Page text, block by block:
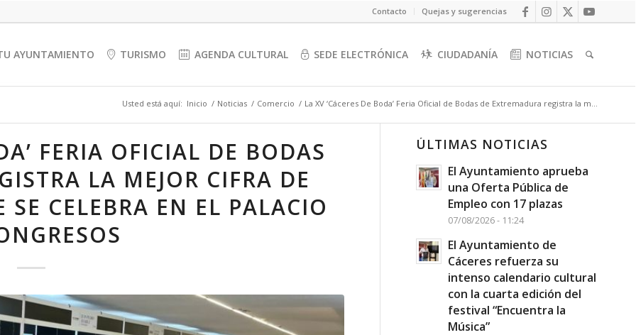
Contacto Quejas y sugerencias
AYUNTAMIENTO TURISMO AGENDA CULTURAL SEDE ELECTRÓNICA CIUDADANÍA NOTICIAS
Usted está aquí: Inicio / Noticias / Comercio / La XV ‘Cáceres De Boda’ Feria Oficial de Bodas de Extremadura registra la m...
FERIA OFICIAL DE BODAS
LA MEJOR CIFRA DE
CELEBRA EN EL PALACIO
ÚLTIMAS NOTICIAS
El Ayuntamiento aprueba
una Oferta Pública de
Empleo con 17 plazas
07/08/2026 - 11:24
El Ayuntamiento de
Cáceres refuerza su
intenso calendario cultural
con la cuarta edición del
festival “Encuentra la
Música”